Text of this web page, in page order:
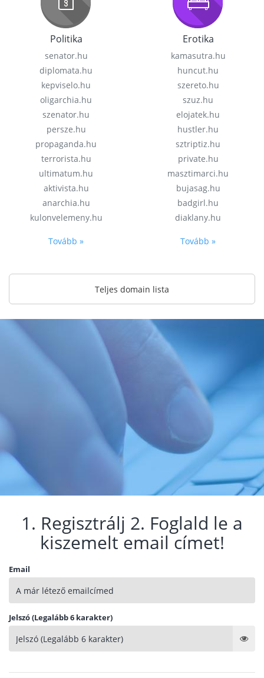
Politika
senator.hu
diplomata.hu
kepviselo.hu
oligarchia.hu
szenator.hu
persze.hu
propaganda.hu
terrorista.hu
ultimatum.hu
aktivista.hu
anarchia.hu
kulonvelemeny.hu
Tovább »
Erotika
kamasutra.hu
huncut.hu
szereto.hu
szuz.hu
elojatek.hu
hustler.hu
sztriptiz.hu
private.hu
masztimarci.hu
bujasag.hu
badgirl.hu
diaklany.hu
Tovább »
Teljes domain lista
1. Regisztrálj 2. Foglald le a
kiszemelt email címet!
Email
Jelszó (Legalább 6 karakter)